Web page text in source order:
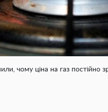
чому ціна на газ постійно